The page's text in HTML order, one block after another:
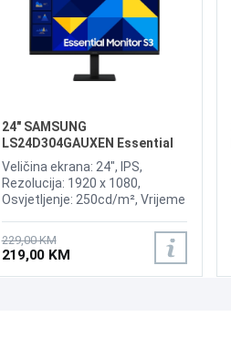
24" SAMSUNG
LS24D304GAUXEN Essential
S30GD 100Hz Display
Veličina ekrana: 24", IPS,
Rezolucija: 1920 x 1080,
Osvjetljenje: 250cd/m², Vrijeme
Priključci: HDMI 1.4, D-Sub,
Speaker: No
229,00 KM
219,00 KM